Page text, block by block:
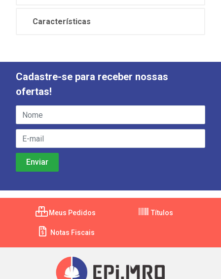
Características
Cadastre-se para receber nossas
ofertas!
Meus Pedidos Títulos
Notas Fiscais